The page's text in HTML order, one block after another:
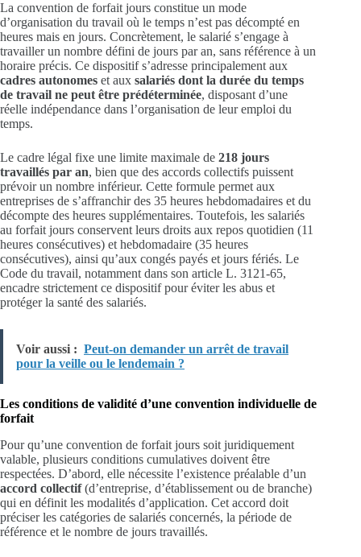
La convention de forfait jours constitue un mode
d’organisation du travail où le temps n’est pas décompté en
heures mais en jours. Concrètement, le salarié s’engage à
travailler un nombre défini de jours par an, sans référence à un
horaire précis. Ce dispositif s’adresse principalement aux
cadres autonomes et aux salariés dont la durée du temps
de travail ne peut être prédéterminée, disposant d’une
réelle indépendance dans l’organisation de leur emploi du
temps.
Le cadre légal fixe une limite maximale de 218 jours
travaillés par an, bien que des accords collectifs puissent
prévoir un nombre inférieur. Cette formule permet aux
entreprises de s’affranchir des 35 heures hebdomadaires et du
décompte des heures supplémentaires. Toutefois, les salariés
au forfait jours conservent leurs droits aux repos quotidien (11
heures consécutives) et hebdomadaire (35 heures
consécutives), ainsi qu’aux congés payés et jours fériés. Le
Code du travail, notamment dans son article L. 3121-65,
encadre strictement ce dispositif pour éviter les abus et
protéger la santé des salariés.
Voir aussi : Peut-on demander un arrêt de travail
pour la veille ou le lendemain ?
Les conditions de validité d’une convention individuelle de
forfait
Pour qu’une convention de forfait jours soit juridiquement
valable, plusieurs conditions cumulatives doivent être
respectées. D’abord, elle nécessite l’existence préalable d’un
accord collectif(d’entreprise, d’établissement ou de branche)
qui en définit les modalités d’application. Cet accord doit
préciser les catégories de salariés concernés, la période de
référence et le nombre de jours travaillés.